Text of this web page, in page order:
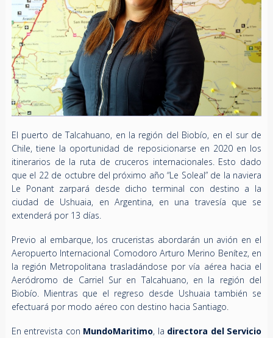
El puerto de Talcahuano, en la región del Biobío, en el sur de
Chile, tiene la oportunidad de reposicionarse en 2020 en los
itinerarios de la ruta de cruceros internacionales. Esto dado
que el 22 de octubre del próximo año “Le Soleal” de la naviera
Le Ponant zarpará desde dicho terminal con destino a la
ciudad de Ushuaia, en Argentina, en una travesía que se
extenderá por 13 días.
Previo al embarque, los cruceristas abordarán un avión en el
Aeropuerto Internacional Comodoro Arturo Merino Benítez, en
la región Metropolitana trasladándose por vía aérea hacia el
Aeródromo de Carriel Sur en Talcahuano, en la región del
Biobío. Mientras que el regreso desde Ushuaia también se
efectuará por modo aéreo con destino hacia Santiago.
En entrevista con MundoMaritimo, la directora del Servicio